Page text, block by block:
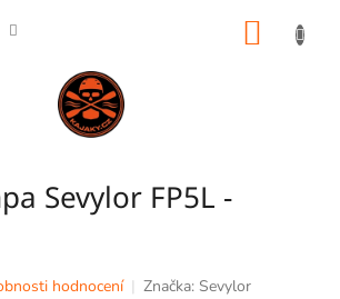
Sevylor FP5L -
hodnocení Značka: Sevylor